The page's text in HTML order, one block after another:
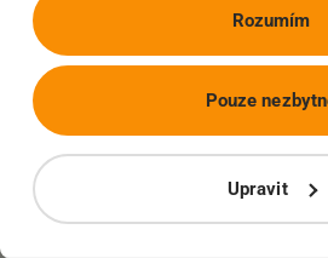
Rozumím
Upravit
Pouze